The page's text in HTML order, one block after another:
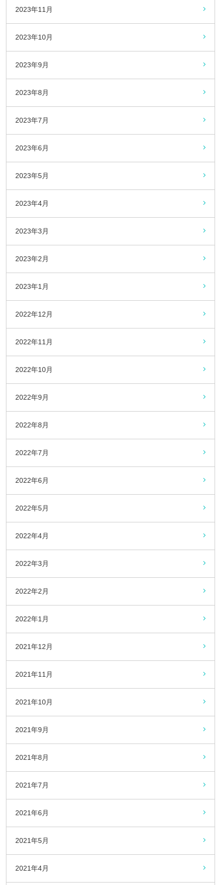
2023年11月
2023年10月
2023年9月
2023年8月
2023年7月
2023年6月
2023年5月
2023年4月
2023年3月
2023年2月
2023年1月
2022年12月
2022年11月
2022年10月
2022年9月
2022年8月
2022年7月
2022年6月
2022年5月
2022年4月
2022年3月
2022年2月
2022年1月
2021年12月
2021年11月
2021年10月
2021年9月
2021年8月
2021年7月
2021年6月
2021年5月
2021年4月